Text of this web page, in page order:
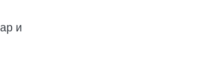
и